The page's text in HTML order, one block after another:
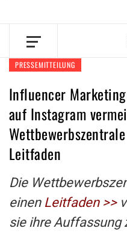
PRESSEMITTEILUNG
Influencer
auf Instagram
Leitfaden
Die
einen Leitfaden >>
sie ihre Auffassung